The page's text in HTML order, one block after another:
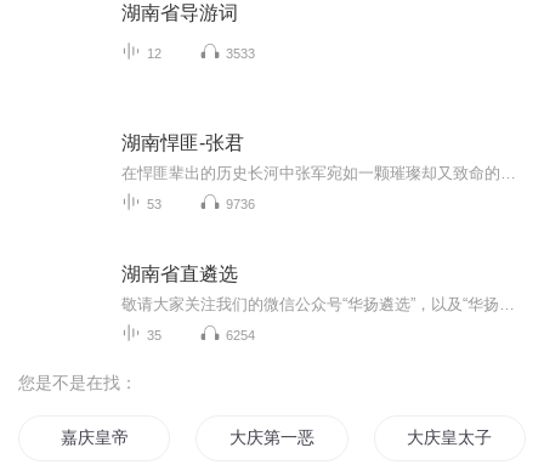
湖南省导游词
12 3533
湖南悍匪-张君
53 9736
湖南省直遴选
35 6254
您是不是在找：
嘉庆皇帝 大庆第一恶 大庆皇太子